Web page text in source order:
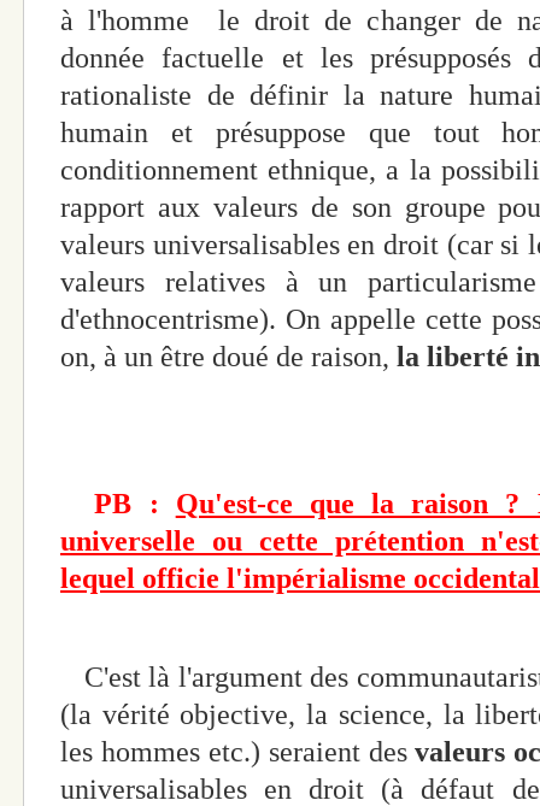
à l'homme le droit de changer de
donnée factuelle et les présupposés
rationaliste de définir la nature
humain et présuppose que tout
conditionnement ethnique, a la
rapport aux valeurs de son groupe
valeurs universalisables en droit (car si
valeurs relatives à un
d'ethnocentrisme). On appelle cette
on, à un être doué de raison, la liberté
PB : Qu'est-ce que la raison ?
universelle ou cette prétention
lequel officie l'impérialisme
C'est là l'argument des
(la vérité objective, la science, la
les hommes etc.) seraient desvaleurs
universalisables en droit (à défaut